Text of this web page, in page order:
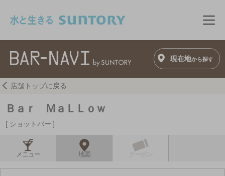
メ
現在地から探す
店舗トップに戻る
Ｂａｒ ＭａＬＬｏｗ
ショットバー
メニュー 地図